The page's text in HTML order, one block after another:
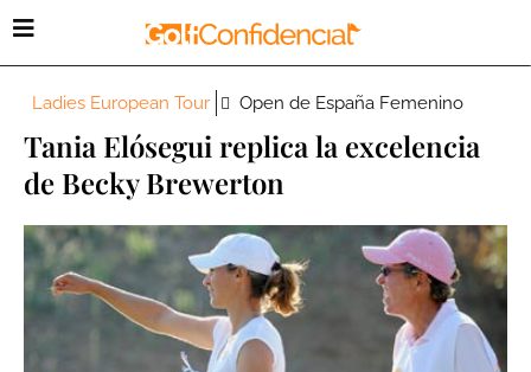
Ladies European Tour Open de España Femenino
Tania Elósegui replica la excelencia
de Becky Brewerton